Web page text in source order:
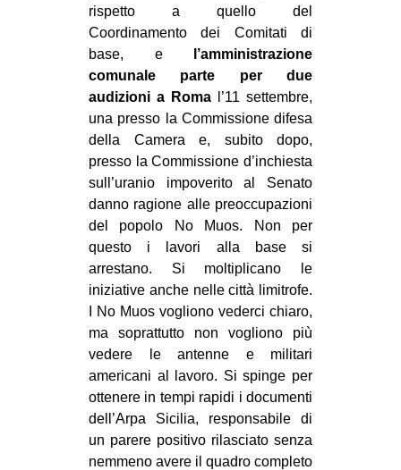
rispetto a quello del
Coordinamento dei Comitati di
base, e
l’amministrazione
comunale parte per due
audizioni a Roma l’11 settembre,
una presso la Commissione difesa
della Camera e, subito dopo,
presso la Commissione d’inchiesta
sull’uranio impoverito al Senato
danno ragione alle preoccupazioni
del popolo No Muos. Non per
questo i lavori alla base si
arrestano. Si moltiplicano le
iniziative anche nelle città limitrofe.
I No Muos vogliono vederci chiaro,
ma soprattutto non vogliono più
vedere le antenne e militari
americani al lavoro. Si spinge per
ottenere in tempi rapidi i documenti
dell’Arpa Sicilia, responsabile di
un parere positivo rilasciato senza
nemmeno avere il quadro completo